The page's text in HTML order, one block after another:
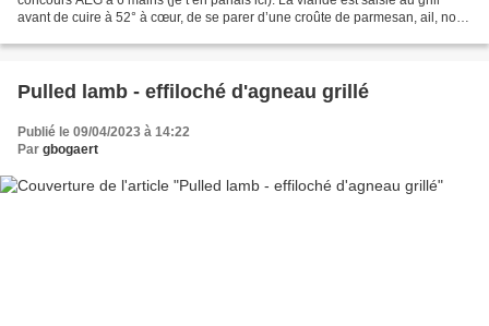
avant de cuire à 52° à cœur, de se parer d’une croûte de parmesan, ail, noix
Pulled lamb - effiloché d'agneau grillé
Publié le 09/04/2023 à 14:22
Par gbogaert